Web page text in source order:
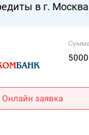
в г. Москва
Онлайн заявка